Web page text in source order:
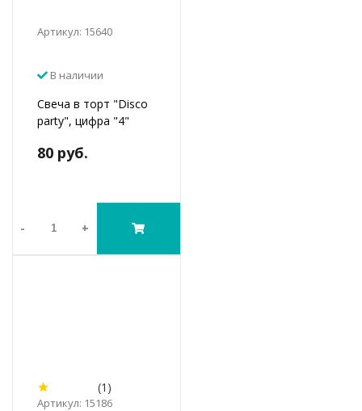
Артикул: 15640
В наличии
Свеча в торт "Disco
party", цифра "4"
80 руб.
- +
(1)
Артикул: 15186